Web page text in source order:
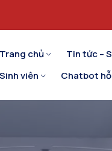
Trang chủ Tin tức –
Sinh viên
Chatbot